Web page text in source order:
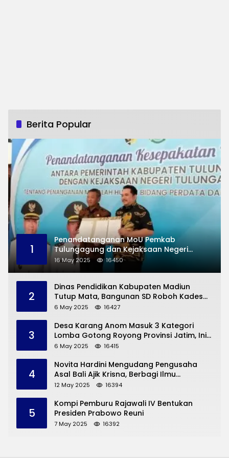
Berita Popular
1
Penandatanganan MoU Pemkab
Tulungagung dan Kejaksaan Negeri
Permasalahan Hukum
16 May 2025 16450
2
Dinas Pendidikan Kabupaten Madiun
Tutup Mata, Bangunan SD Roboh Kades
Dermorejo Bangun Pakai Dana Pribadi
6 May 2025 16427
3
Desa Karang Anom Masuk 3 Kategori
Lomba Gotong Royong Provinsi Jatim, Ini
yang Disampaikan Sekda Trenggalek
6 May 2025 16415
4
Novita Hardini Mengudang Pengusaha
Asal Bali Ajik Krisna, Berbagi Ilmu
Pengembangan Pariwisata dan UMKM
12 May 2025 16394
5
Kompi Pemburu Rajawali IV Bentukan
Presiden Prabowo Reuni
7 May 2025 16392